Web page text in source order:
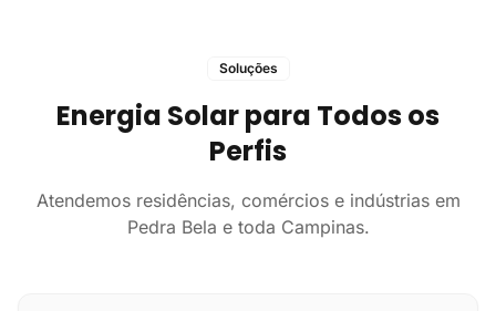
Soluções
Energia Solar para Todos os
Perfis
Atendemos residências, comércios e indústrias em
Pedra Bela e toda Campinas.